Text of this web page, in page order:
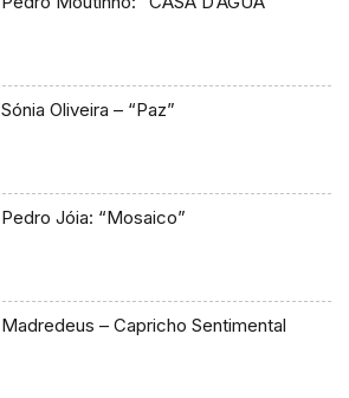
Sónia Oliveira – “Paz”
Pedro Jóia: “Mosaico”
Madredeus – Capricho Sentimental